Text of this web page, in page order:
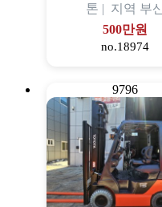
톤 | 지역 부
500만원
no.18974
9796